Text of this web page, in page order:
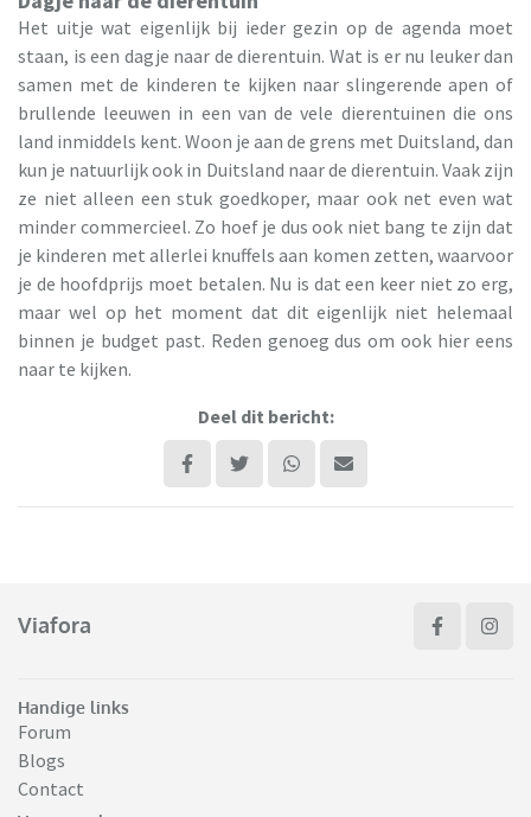
Het uitje wat eigenlijk bij ieder gezin op de agenda moet
staan, is een dagje naar de dierentuin. Wat is er nu leuker dan
samen met de kinderen te kijken naar slingerende apen of
brullende leeuwen in een van de vele dierentuinen die ons
land inmiddels kent. Woon je aan de grens met Duitsland, dan
kun je natuurlijk ook in Duitsland naar de dierentuin. Vaak zijn
ze niet alleen een stuk goedkoper, maar ook net even wat
minder commercieel. Zo hoef je dus ook niet bang te zijn dat
je kinderen met allerlei knuffels aan komen zetten, waarvoor
je de hoofdprijs moet betalen. Nu is dat een keer niet zo erg,
maar wel op het moment dat dit eigenlijk niet helemaal
binnen je budget past. Reden genoeg dus om ook hier eens
naar te kijken.
Deel dit bericht:
Viafora
Handige links
Forum
Blogs
Contact